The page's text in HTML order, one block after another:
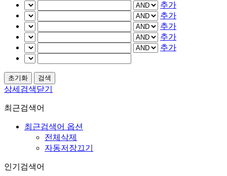
추가
추가
추가
추가
추가
상세검색닫기
최근검색어
최근검색어 옵션
전체삭제
자동저장끄기
인기검색어